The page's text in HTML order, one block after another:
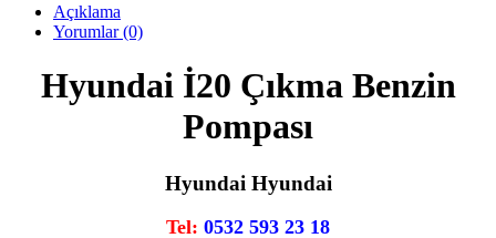
Açıklama
Yorumlar (0)
Hyundai İ20 Çıkma Benzin
Pompası
Hyundai Hyundai
Tel: 0532 593 23 18